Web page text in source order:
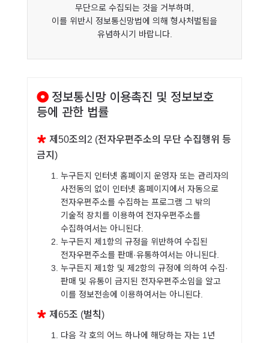
무단으로 수집되는 것을 거부하며,
이를 위반시 정보통신망법에 의해 형사처벌됨을
유념하시기 바랍니다.
정보통신망 이용촉진 및 정보보호
등에 관한 법률
제50조의2 (전자우편주소의 무단 수집행위 등
금지)
누구든지 인터넷 홈페이지 운영자 또는 관리자의
사전동의 없이 인터넷 홈페이지에서 자동으로
전자우편주소를 수집하는 프로그램 그 밖의
기술적 장치를 이용하여 전자우편주소를
수집하여서는 아니된다.
누구든지 제1항의 규정을 위반하여 수집된
전자우편주소를 판매·유통하여서는 아니된다.
누구든지 제1항 및 제2항의 규정에 의하여 수집·
판매 및 유통이 금지된 전자우편주소임을 알고
이를 정보전송에 이용하여서는 아니된다.
제65조 (벌칙)
다음 각 호의 어느 하나에 해당하는 자는 1년